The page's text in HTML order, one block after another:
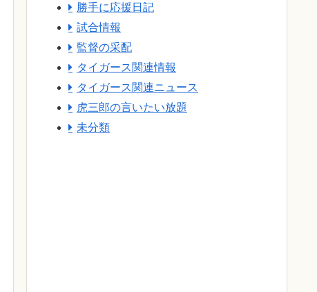
勝手に応援日記
試合情報
監督の采配
タイガース関連情報
タイガース関連ニュース
虎三郎の言いたい放題
未分類